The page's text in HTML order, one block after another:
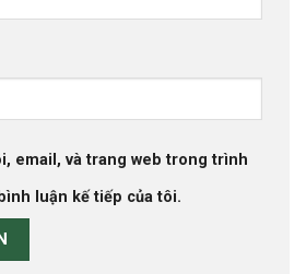
email, và trang web trong trình
luận kế tiếp của tôi.